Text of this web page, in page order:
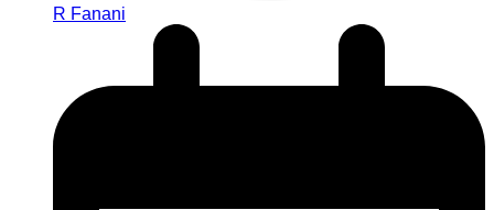
R Fanani